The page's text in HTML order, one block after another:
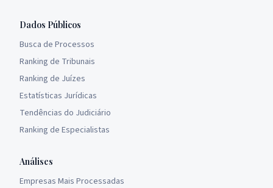
Dados Públicos
Busca de Processos
Ranking de Tribunais
Ranking de Juízes
Estatísticas Jurídicas
Tendências do Judiciário
Ranking de Especialistas
Análises
Empresas Mais Processadas